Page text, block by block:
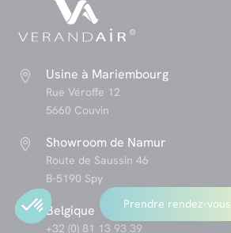
 Usine à Mariembourg
Rue Véroffe 12
5660 Couvin
 Showroom de Namur
Route de Saussin 46
B-5190 Spy
 Belgique
+32 (0) 81 13 93 39
Prendre rendez-vous